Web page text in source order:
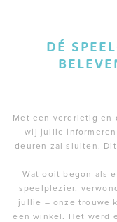
DÉ
Met een verdrietig en
wij jullie informeren
deuren zal sluiten. Dit
Wat ooit begon als
speelplezier,
jullie – onze trouwe
een winkel. Het werd